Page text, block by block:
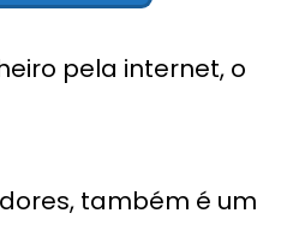
pela internet, o
também é um